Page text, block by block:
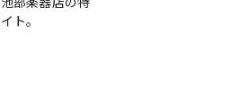
ト。